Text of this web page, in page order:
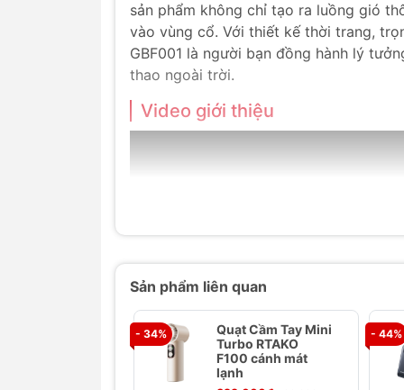
sản phẩm không chỉ tạo ra luồng gió
vào vùng cổ. Với thiết kế thời trang,
GBF001 là người bạn đồng hành lý
thao ngoài trời.
Video giới thiệu
Sản phẩm liên quan
- 34%
Quạt Cầm Tay Mini
Turbo RTAKO
F100 cánh mát
lạnh
- 44%